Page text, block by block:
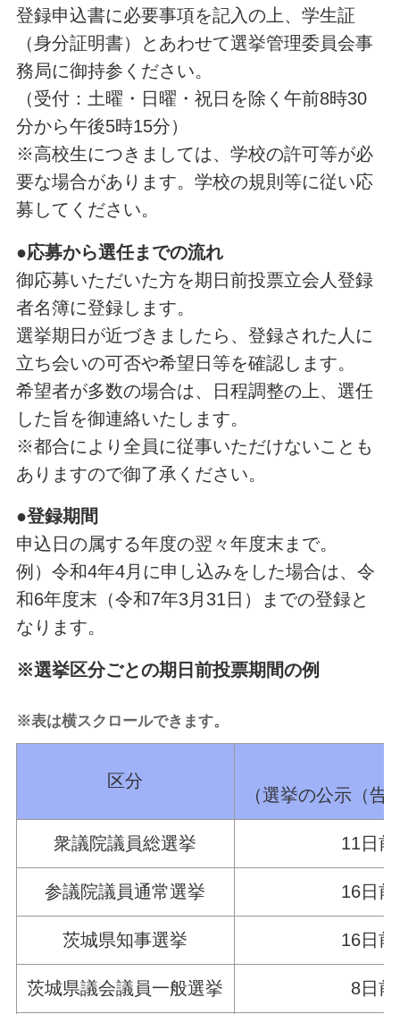
登録申込書に必要事項を記入の上、学生証
（身分証明書）とあわせて選挙管理委員会事
務局に御持参ください。
（受付：土曜・日曜・祝日を除く午前8時30
分から午後5時15分）
※高校生につきましては、学校の許可等が必
要な場合があります。学校の規則等に従い応
募してください。
●応募から選任までの流れ
御応募いただいた方を期日前投票立会人登録
者名簿に登録します。
選挙期日が近づきましたら、登録された人に
立ち会いの可否や希望日等を確認します。
希望者が多数の場合は、日程調整の上、選任
した旨を御連絡いたします。
※都合により全員に従事いただけないことも
ありますので御了承ください。
●登録期間
申込日の属する年度の翌々年度末まで。
例）令和4年4月に申し込みをした場合は、令
和6年度末（令和7年3月31日）までの登録と
なります。
※選挙区分ごとの期日前投票期間の例
※表は横スクロールできます。
区分
（選挙の公示（
衆議院議員総選挙 11日
参議院議員通常選挙 16日
茨城県知事選挙 16日
茨城県議会議員一般選挙 8日